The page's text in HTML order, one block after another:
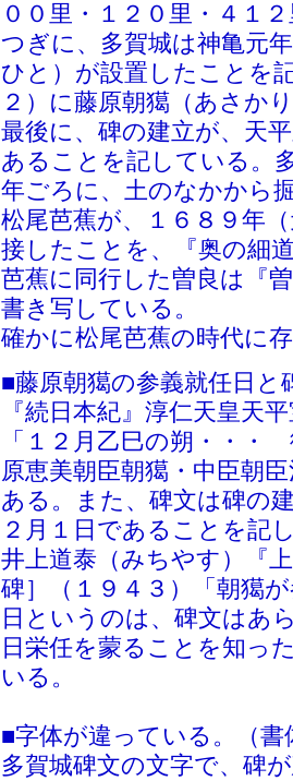
００里・１２０里・４１
つぎに、多賀城は神亀元
ひと）が設置したことを
２）に藤原朝獦（あさか
最後に、碑の建立が、天
あることを記している。
年ごろに、土のなかから
松尾芭蕉が、１６８９年
接したことを、『奥の細
芭蕉に同行した曽良は『
書き写している。
確かに松尾芭蕉の時代に
■藤原朝獦の参義就任日
『続日本紀』淳仁天皇天
「１２月乙巳の朔・・・
原恵美朝臣朝獦・中臣朝
ある。また、碑文は碑の
２月１日であることを記
井上道泰（みちやす）『
碑］（１９４３）「朝獦
日というのは、碑文はあ
日栄任を蒙ることを知っ
いる。
■字体が違っている。（
多賀城碑文の文字で、碑